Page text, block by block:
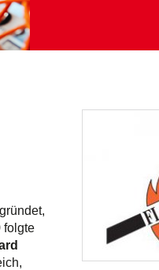
folgte